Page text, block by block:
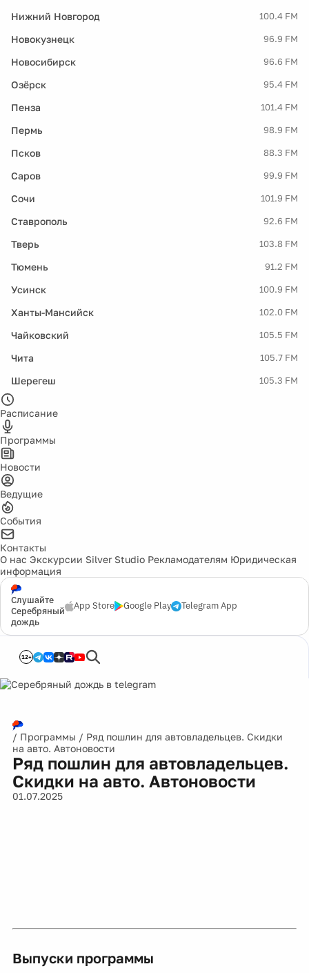
Нижний Новгород 100.4 FM
Новокузнецк 96.9 FM
Новосибирск 96.6 FM
Озёрск 95.4 FM
Пенза 101.4 FM
Пермь 98.9 FM
Псков 88.3 FM
Саров 99.9 FM
Сочи 101.9 FM
Ставрополь 92.6 FM
Тверь 103.8 FM
Тюмень 91.2 FM
Усинск 100.9 FM
Ханты-Мансийск 102.0 FM
Чайковский 105.5 FM
Чита 105.7 FM
Шерегеш 105.3 FM
Расписание
Программы
Новости
Ведущие
События
Контакты
О нас Экскурсии Silver Studio Рекламодателям Юридическая
информация
Слушайте
Серебряный
дождь
App Store Google Play Telegram App
12+
/ Программы / Ряд пошлин для автовладельцев. Скидки
на авто. Автоновости
Ряд пошлин для автовладельцев.
Скидки на авто. Автоновости
01.07.2025
Выпуски программы